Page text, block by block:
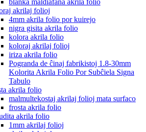
blanka maldiafana akrila folio
akrilaj folioj
4mm akrila folio por kuirejo
nigra gisita akrila folio
kolora akrila folio
koloraj akrilaj folioj
iriza akrila folio
Pogranda de ĉinaj fabrikistoj 1.8-30mm
Kolorita Akrila Folio Por Subĉiela Signa
Tabulo
akrila folio
malmultekostaj akrilaj folioj mata surfaco
frosta akrila folio
akrila folio
1mm akrilaj folioj